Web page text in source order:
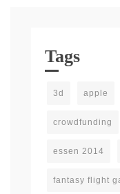
Tags
3d apple
crowdfunding
essen 2014
fantasy flight